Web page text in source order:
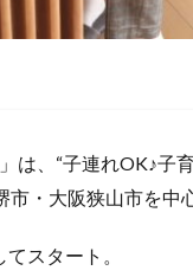
は、“子連れOK♪子
・大阪狭山市を中
スタート。